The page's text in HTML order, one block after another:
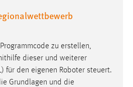
zu erstellen,
dieser und weiterer
für den eigenen Roboter steuert.
Grundlagen und die